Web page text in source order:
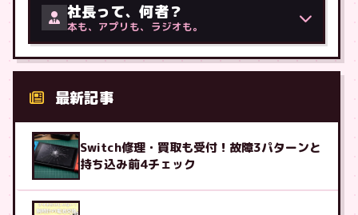
社長って、何者？
本も、アプリも、ラジオも。
最新記事
Switch修理・買取も受付！故障3パターンと
持ち込み前4チェック